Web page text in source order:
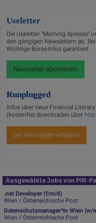
Useletter
Die Useletter "Morning Xpresso"
den gängigen Newslettern ab.
Wichtige Börse-Infos garantiert.
Newsletter abonnieren
Runplugged
Infos über neue Financial
(kostenfrei downloaden über
per Newsletter erhalten
Ausgewählte Jobs von PIR-
.net Developer (f/m/d)
Wien / Österreichische Post
Datenschutzmanager*in Wien (w/
Wien / Österreichische Post